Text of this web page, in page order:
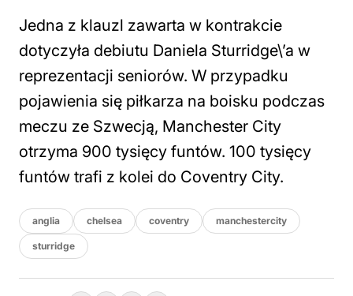
Jedna z klauzl zawarta w kontrakcie
dotyczyła debiutu Daniela Sturridge\’a w
reprezentacji seniorów. W przypadku
pojawienia się piłkarza na boisku podczas
meczu ze Szwecją, Manchester City
otrzyma 900 tysięcy funtów. 100 tysięcy
funtów trafi z kolei do Coventry City.
anglia chelsea coventry manchestercity
sturridge